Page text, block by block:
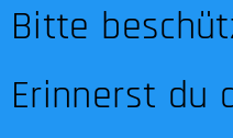
Bitte
Erinnerst du